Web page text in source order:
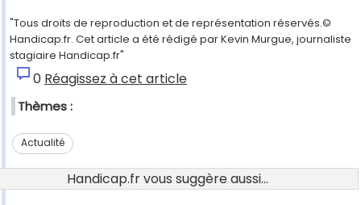
"Tous droits de reproduction et de représentation réservés.©
Handicap.fr. Cet article a été rédigé par Kevin Murgue, journaliste
stagiaire Handicap.fr"
0 Réagissez à cet article
Thèmes :
Actualité
Handicap.fr vous suggère aussi...